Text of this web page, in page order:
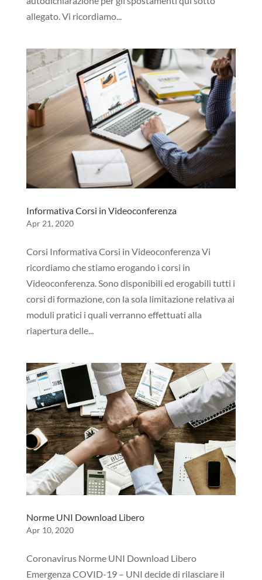
allegato. Vi ricordiamo...
Informativa Corsi in Videoconferenza
Apr 21, 2020
Corsi Informativa Corsi in Videoconferenza Vi
ricordiamo che stiamo erogando i corsi in
Videoconferenza. Sono disponibili ed erogabili tutti i
corsi di formazione, con la sola limitazione relativa ai
moduli pratici i quali verranno effettuati alla
riapertura delle...
Norme UNI Download Libero
Apr 10, 2020
Coronavirus Norme UNI Download Libero
Emergenza COVID-19 – UNI decide di rilasciare il